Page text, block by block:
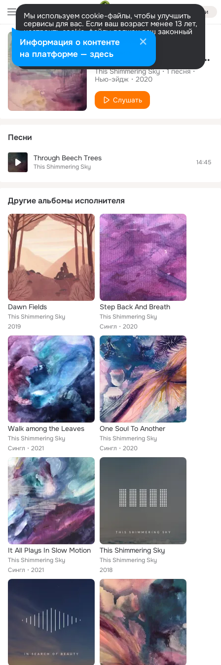
Войти
Мы используем cookie-файлы, чтобы улучшить
сервисы для вас. Если ваш возраст менее 13 лет,
настроить cookie-файлы должен ваш законный
представитель. Больше информации
Разрешить все Настроить
Сингл
Through Beech Trees
This Shimmering Sky 1песня
Нью-эйдж
2020
Слушать
Песни
Through Beech Trees
This Shimmering Sky
14:45
Другие альбомы исполнителя
Dawn Fields
This Shimmering Sky
2019
Step Back And Breath
This Shimmering Sky
Сингл
2020
Walk among the Leaves
This Shimmering Sky
Сингл
2021
One Soul To Another
This Shimmering Sky
Сингл
2020
It All Plays In Slow Motion
This Shimmering Sky
Сингл
2021
This Shimmering Sky
This Shimmering Sky
2018
Информация о контенте
на платформе — здесь